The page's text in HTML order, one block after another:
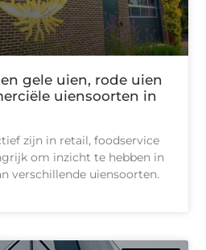
gele uien, rode uien
uiensoorten in
zijn in retail, foodservice
om inzicht te hebben in
verschillende uiensoorten.